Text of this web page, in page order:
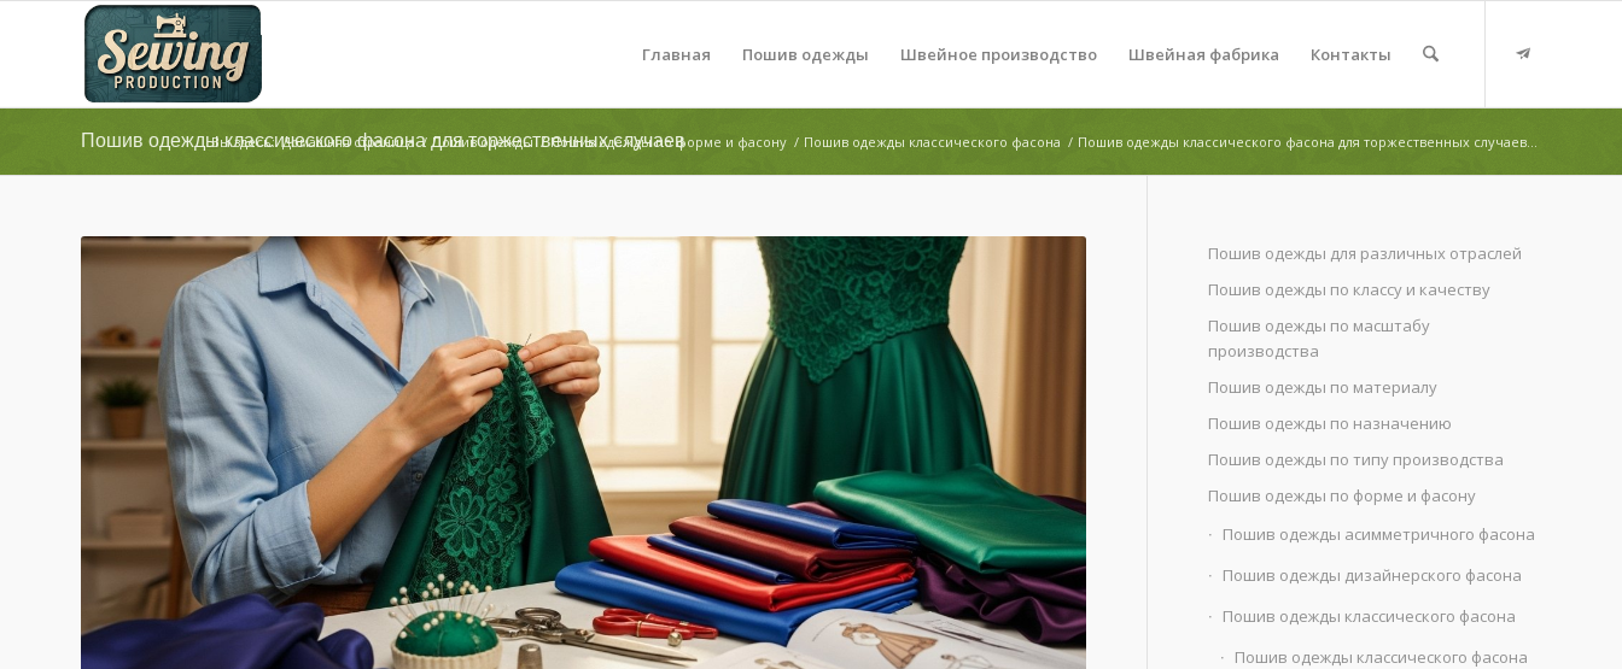
Главная Пошив одежды Швейное производство Швейная фабрика Контакты
Пошив одежды классического фасона для торжественных случаев
Вы здесь: Домашняя страница / Пошив одежды / Пошив одежды по форме и фасону / Пошив одежды классического фасона / Пошив одежды классического фасона для торжественных случаев...
Пошив одежды для различных отраслей
Пошив одежды по классу и качеству
Пошив одежды по масштабу
производства
Пошив одежды по материалу
Пошив одежды по назначению
Пошив одежды по типу производства
Пошив одежды по форме и фасону
Пошив одежды асимметричного фасона
Пошив одежды дизайнерского фасона
Пошив одежды классического фасона
Пошив одежды классического фасона